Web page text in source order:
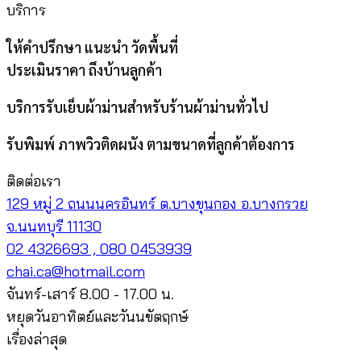
บริการ
ให้คำปรึกษา แนะนำ วัดพื้นที่
ประเมินราคา ถึงบ้านลูกค้า
บริการรับเย็บผ้าม่านสำหรับร้านผ้าม่านทั่วไป
รับพิมพ์ ภาพวิวติดผนัง ตามขนาดที่ลูกค้าต้องการ
ติดต่อเรา
129 หมู่ 2 ถนนนครอินทร์ ต.บางขุนกอง อ.บางกรวย
จ.นนทบุรี 11130
02 4326693 , 080 0453939
chai.ca@hotmail.com
จันทร์-เสาร์ 8.00 - 17.00 น.
หยุดวันอาทิตย์และวันนขัตฤกษ์
เรื่องล่าสุด